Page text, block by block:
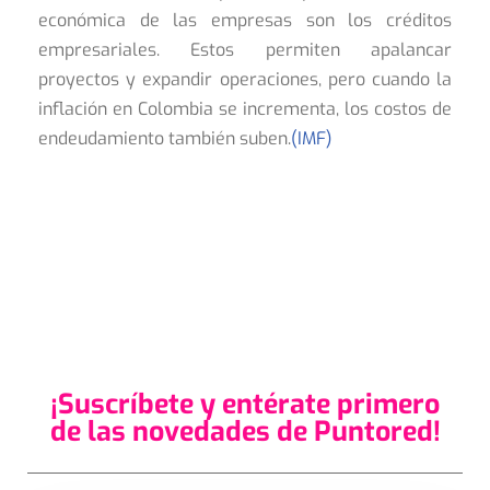
económica de las empresas son los créditos
empresariales. Estos permiten apalancar
proyectos y expandir operaciones, pero cuando la
inflación en Colombia se incrementa, los costos de
endeudamiento también suben.(IMF)
¡Suscríbete y entérate primero
de las novedades de Puntored!